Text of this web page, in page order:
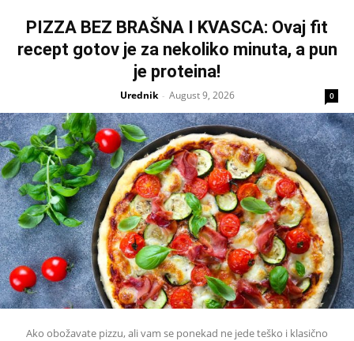
PIZZA BEZ BRAŠNA I KVASCA: Ovaj fit
recept gotov je za nekoliko minuta, a pun
je proteina!
Urednik - August 9, 2026 0
Ako obožavate pizzu, ali vam se ponekad ne jede teško i klasično